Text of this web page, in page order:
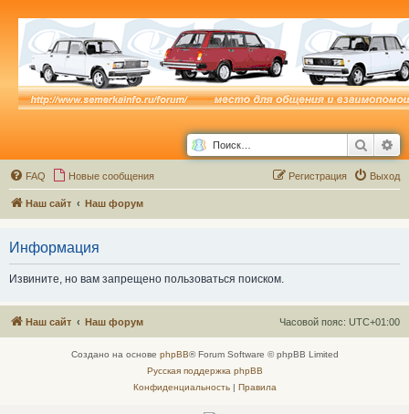
Поиск
FAQ Новые сообщения Выход
Регистрация
Наш сайт Наш форум
Информация
Извините, но вам запрещено пользоваться поиском.
Наш сайт Наш форум Часовой пояс: UTC+01:00
Создано на основе phpBB® Forum Software © phpBB Limited
Русская поддержка phpBB
Конфиденциальность| Правила